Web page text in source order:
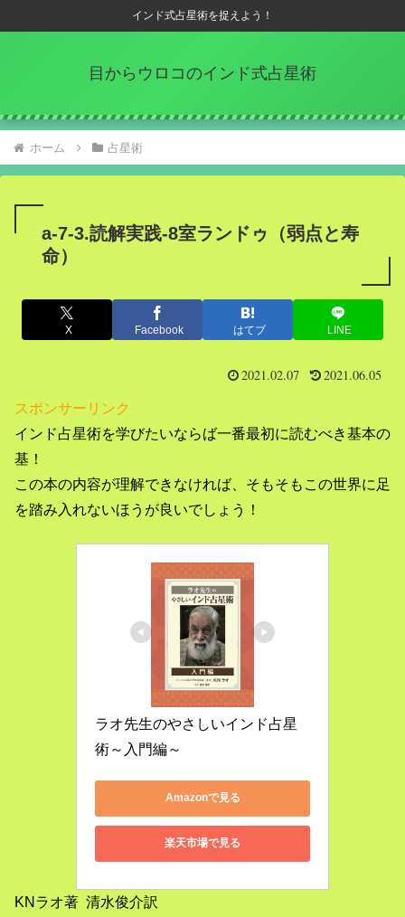
インド式占星術を捉えよう！
目からウロコのインド式占星術
ホーム 占星術
a-7-3.読解実践-8室ランドゥ（弱点と寿
命）
X Facebook はてブ LINE
2021.02.07 2021.06.05
スポンサーリンク
インド占星術を学びたいならば一番最初に読むべき基本の
基！
この本の内容が理解できなければ、そもそもこの世界に足
を踏み入れないほうが良いでしょう！
ラオ先生のやさしいインド占星
術～入門編～
Amazonで見る
楽天市場で見る
KNラオ著 清水俊介訳